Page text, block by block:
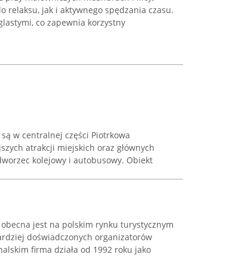
relaksu, jak i aktywnego spędzania czasu.
co zapewnia korzystny
w centralnej części Piotrkowa
atrakcji miejskich oraz głównych
kolejowy i autobusowy. Obiekt
jest na polskim rynku turystycznym
doświadczonych organizatorów
firma działa od 1992 roku jako